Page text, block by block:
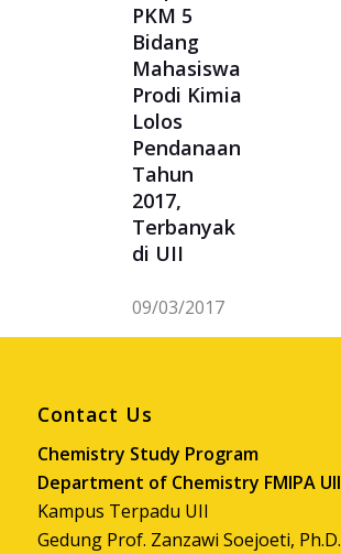
PKM 5
Bidang
Mahasiswa
Prodi Kimia
Lolos
Pendanaan
Tahun
2017,
Terbanyak
di UII
09/03/2017
Contact Us
Chemistry Study Program
Department of Chemistry FMIPA UII
Kampus Terpadu UII
Gedung Prof. Zanzawi Soejoeti, Ph.D.